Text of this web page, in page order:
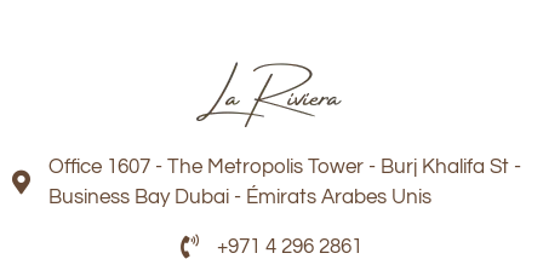
Office 1607 - The Metropolis Tower - Burj Khalifa St -
Business Bay Dubai - Émirats Arabes Unis
+971 4 296 2861